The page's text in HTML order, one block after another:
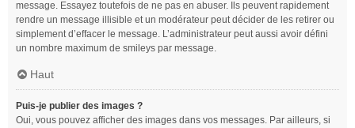
message. Essayez toutefois de ne pas en abuser. Ils peuvent rapidement
rendre un message illisible et un modérateur peut décider de les retirer ou
simplement d’effacer le message. L’administrateur peut aussi avoir défini
un nombre maximum de smileys par message.
Haut
Puis-je publier des images ?
Oui, vous pouvez afficher des images dans vos messages. Par ailleurs, si